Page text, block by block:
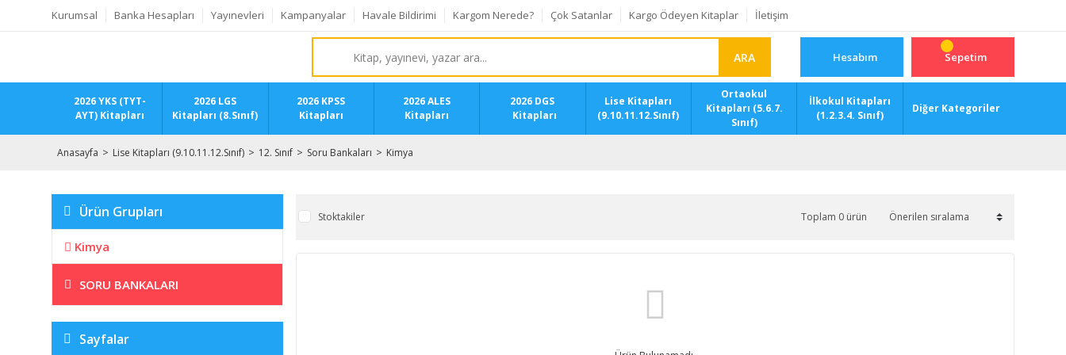
Kurumsal Banka Hesapları Yayınevleri Kampanyalar Havale Bildirimi Kargom Nerede? Çok Satanlar Kargo Ödeyen Kitaplar İletişim
ARA Hesabım Sepetim
2026 YKS (TYT-
AYT) Kitapları
2026 LGS
Kitapları (8.Sınıf)
2026 KPSS
Kitapları
2026 ALES
Kitapları
2026 DGS
Kitapları
Lise Kitapları
(9.10.11.12.Sınıf)
Ortaokul
Kitapları (5.6.7.
Sınıf)
İlkokul Kitapları
(1.2.3.4. Sınıf)
Diğer Kategoriler
Anasayfa Lise Kitapları (9.10.11.12.Sınıf) 12. Sınıf Soru Bankaları Kimya
Ürün Grupları
Kimya
SORU BANKALARI
Sayfalar
Stoktakiler Toplam 0 ürün